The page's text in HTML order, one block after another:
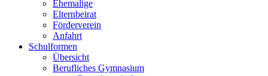
Ehemalige
Elternbeirat
Förderverein
Anfahrt
Schulformen
Übersicht
Berufliches Gymnasium